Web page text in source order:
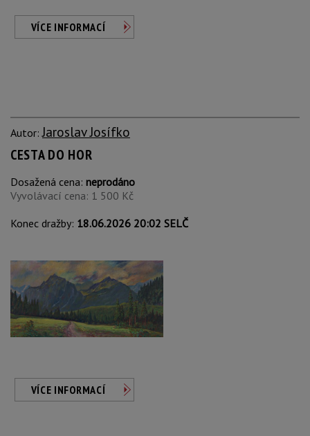
VÍCE INFORMACÍ
Autor:Jaroslav Josífko
CESTA DO HOR
Dosažená cena: neprodáno
Vyvolávací cena: 1 500 Kč
Konec dražby: 18.06.2026 20:02 SELČ
VÍCE INFORMACÍ